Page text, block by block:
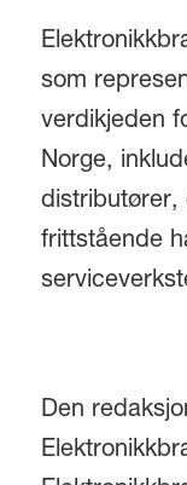
som
verdikjeden
Norge,
distributører,
frittstående
Den